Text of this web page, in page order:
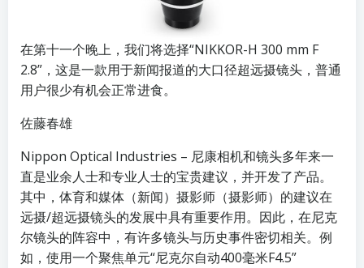
在第十一个晚上，我们将选择“NIKKOR-H 300 mm F
2.8”，这是一款用于新闻报道的大口径超远摄镜头，普通
用户很少有机会正常进食。
佐藤春雄
Nippon Optical Industries – 尼康相机和镜头多年来一
直是业余人士和专业人士的宝贵建议，并开发了产品。
其中，体育和媒体（新闻）摄影师（摄影师）的建议在
远摄/超远摄镜头的发展中具有重要作用。因此，在尼克
尔镜头的阵容中，有许多镜头与历史事件密切相关。例
如，使用一个聚焦单元“尼克尔自动400毫米F4.5”